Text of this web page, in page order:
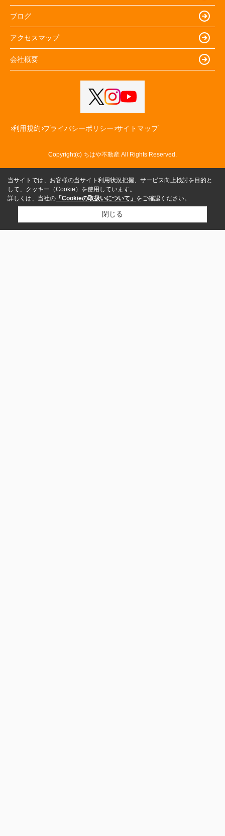
ブログ
アクセスマップ
会社概要
利用規約 プライバシーポリシー サイトマップ
Copyright(c) ちはや不動産 All Rights Reserved.
当サイトでは、お客様の当サイト利用状況把握、サービス向上検討を目的と
して、クッキー（Cookie）を使用しています。
詳しくは、当社の 「Cookieの取扱いについて」 をご確認ください。
閉じる